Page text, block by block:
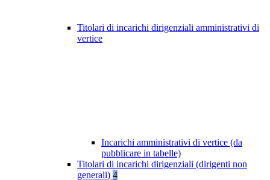
Titolari di incarichi dirigenziali amministrativi di
vertice
Incarichi amministrativi di vertice (da
pubblicare in tabelle)
Titolari di incarichi dirigenziali (dirigenti non
generali) 4